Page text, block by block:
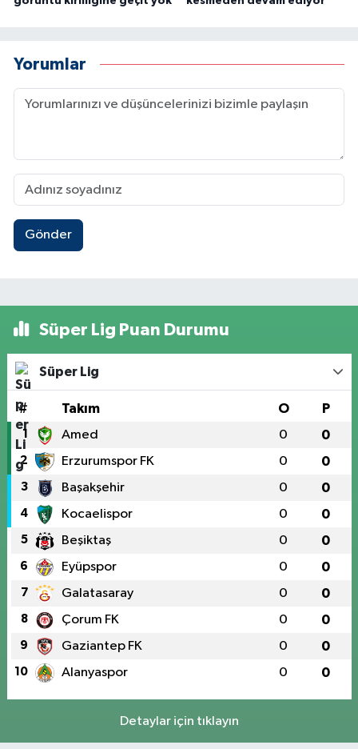
Yorumlar
Gönder
Süper Lig Puan Durumu
Süper Lig
# Takım O P
1 Amed 0 0
2 Erzurumspor FK 0 0
3 Başakşehir 0 0
4 Kocaelispor 0 0
5 Beşiktaş 0 0
6 Eyüpspor 0 0
7 Galatasaray 0 0
8 Çorum FK 0 0
9 Gaziantep FK 0 0
10 Alanyaspor 0 0
Detaylar için tıklayın